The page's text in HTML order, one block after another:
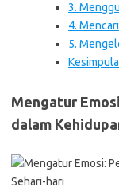
3.
4.
5.
Mengatur
dalam